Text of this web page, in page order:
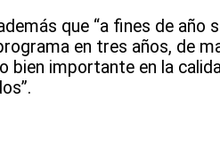
que “a fines de
en tres años, de
bien importante en la